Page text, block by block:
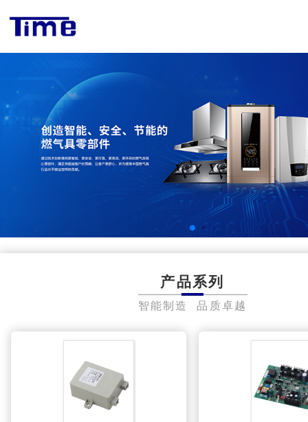
产品系列
智能制造 品质卓越